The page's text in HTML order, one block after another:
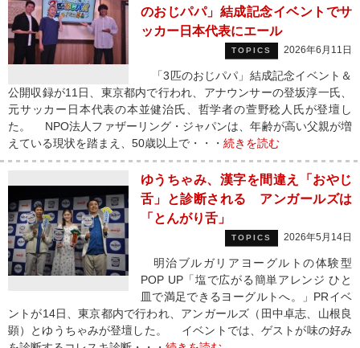
のおじパパ」結成記念イベントでサ
ッカー日本代表にエール
TOPICS 2026年6月11日
「3匹のおじパパ」結成記念イベント＆
公開収録が11日、東京都内で行われ、アナウンサーの登坂淳一氏、
元サッカー日本代表の本並健治氏、哲学者の萱野稔人氏が登壇し
た。 NPO法人ファザーリング・ジャパンは、年齢が高い父親が増
えている現状を踏まえ、50歳以上で・・・ 続きを読む
ゆうちゃみ、漢字を間違え「おやじ
舌」と診断される アンガールズは
「とんがり舌」
TOPICS 2026年5月14日
明治ブルガリアヨーグルトの体験型
POP UP「塩で広がる簡単アレンジ ひと
皿で満足できるヨーグルトへ。」PRイベ
ントが14日、東京都内で行われ、アンガールズ（田中卓志、山根良
顕）とゆうちゃみが登壇した。 イベントでは、ゲストが味の好み